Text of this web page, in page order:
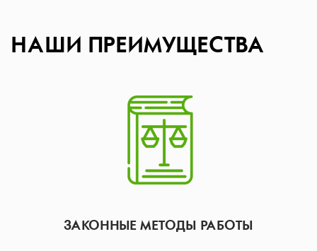
НАШИ ПРЕИМУЩЕСТВА
ЗАКОННЫЕ МЕТОДЫ РАБОТЫ